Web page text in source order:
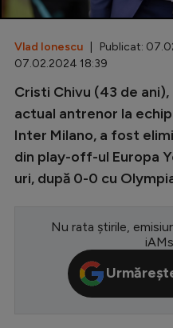
Inedit
Clasamente
Champions
Europa
CM 2026
Premier
LaLiga
Vlad Ionescu | Publicat:
07.02.2024 18:39
Cristi Chivu (43 de
actual antrenor la
Inter Milano, a fost
din play-off-ul Europa
uri, după 0-0 cu
Nu rata știrile,